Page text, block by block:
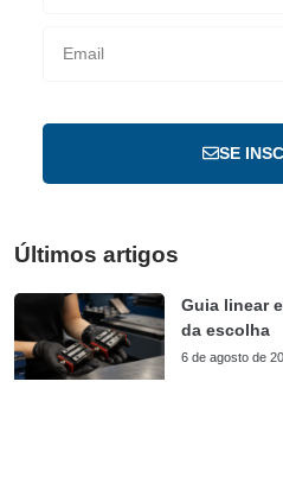
SE
Últimos artigos
Guia linear
da escolha
6 de agosto de